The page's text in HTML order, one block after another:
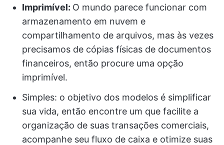
Imprimível: O mundo parece funcionar com
armazenamento em nuvem e
compartilhamento de arquivos, mas às vezes
precisamos de cópias físicas de documentos
financeiros, então procure uma opção
imprimível.
Simples: o objetivo dos modelos é simplificar
sua vida, então encontre um que facilite a
organização de suas transações comerciais,
acompanhe seu fluxo de caixa e otimize suas